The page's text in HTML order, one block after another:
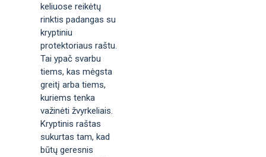
keliuose reikėtų
rinktis padangas su
kryptiniu
protektoriaus raštu.
Tai ypač svarbu
tiems, kas mėgsta
greitį arba tiems,
kuriems tenka
važinėti žvyrkeliais.
Kryptinis raštas
sukurtas tam, kad
būtų geresnis